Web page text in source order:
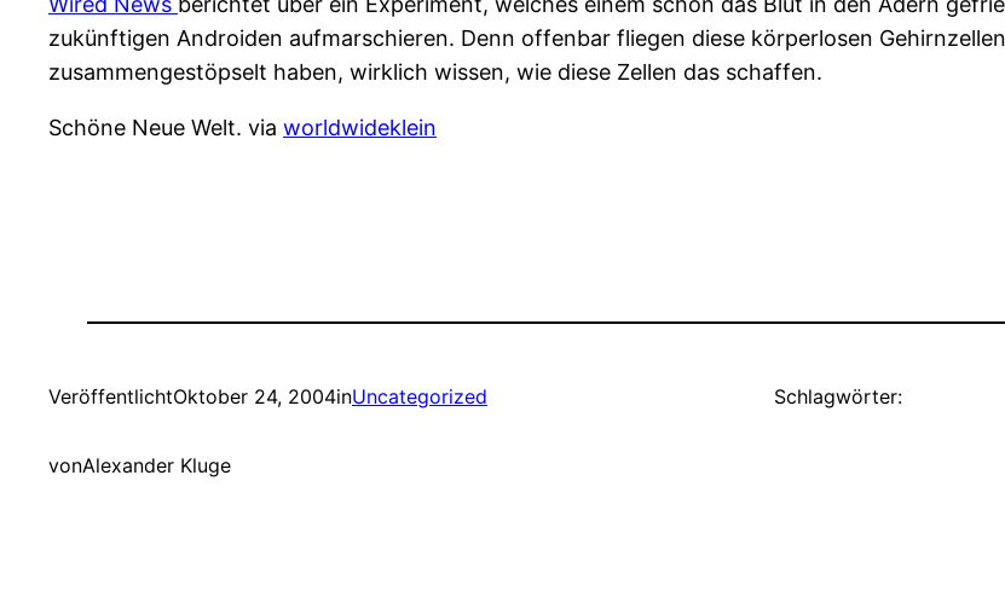
zukünftigen Androiden aufmarschieren. Denn offenbar fliegen diese körperlosen
zusammengestöpselt haben, wirklich wissen, wie diese Zellen das schaffen.
Schöne Neue Welt. via worldwideklein
VeröffentlichtOktober 24, 2004inUncategorized
vonAlexander Kluge
Schlagwörter: